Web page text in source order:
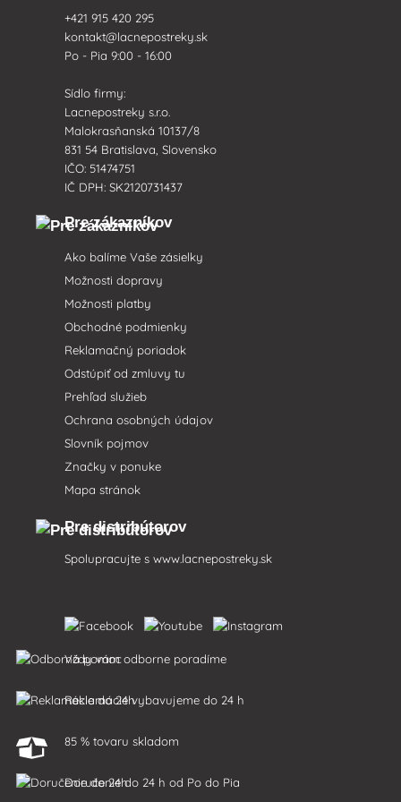
+421 915 420 295
kontakt@lacnepostreky.sk
Po - Pia 9:00 - 16:00
Sídlo firmy:
Lacnepostreky s.r.o.
Malokrasňanská 10137/8
831 54 Bratislava, Slovensko
IČO: 51474751
IČ DPH: SK2120731437
Pre zákazníkov
Ako balíme Vaše zásielky
Možnosti dopravy
Možnosti platby
Obchodné podmienky
Reklamačný poriadok
Odstúpiť od zmluvy tu
Prehľad služieb
Ochrana osobných údajov
Slovník pojmov
Značky v ponuke
Mapa stránok
Pre distribútorov
Spolupracujte s www.lacnepostreky.sk
Vždy vám odborne poradíme
Reklamácie vybavujeme do 24 h
85 % tovaru skladom
Doručenie do 24 h od Po do Pia